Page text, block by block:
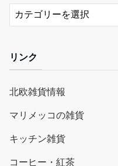
リンク
北欧雑貨情報
マリメッコの雑貨
キッチン雑貨
コーヒー・紅茶